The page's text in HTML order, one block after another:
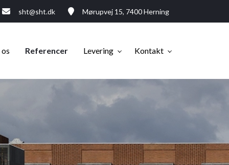
sht@sht.dk Mørupvej 15, 7400 Herning
Referencer Levering Kontakt